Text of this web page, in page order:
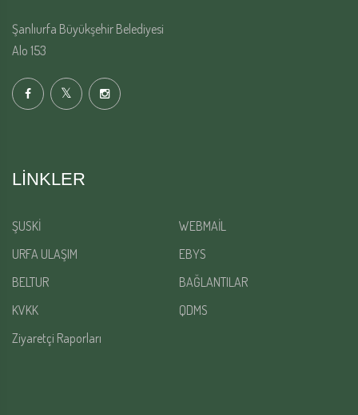
Şanlıurfa Büyükşehir Belediyesi
Alo 153
LINKLER
ŞUSKİ
WEBMAİL
URFA ULAŞIM
EBYS
BELTUR
BAĞLANTILAR
KVKK
QDMS
Ziyaretçi Raporları